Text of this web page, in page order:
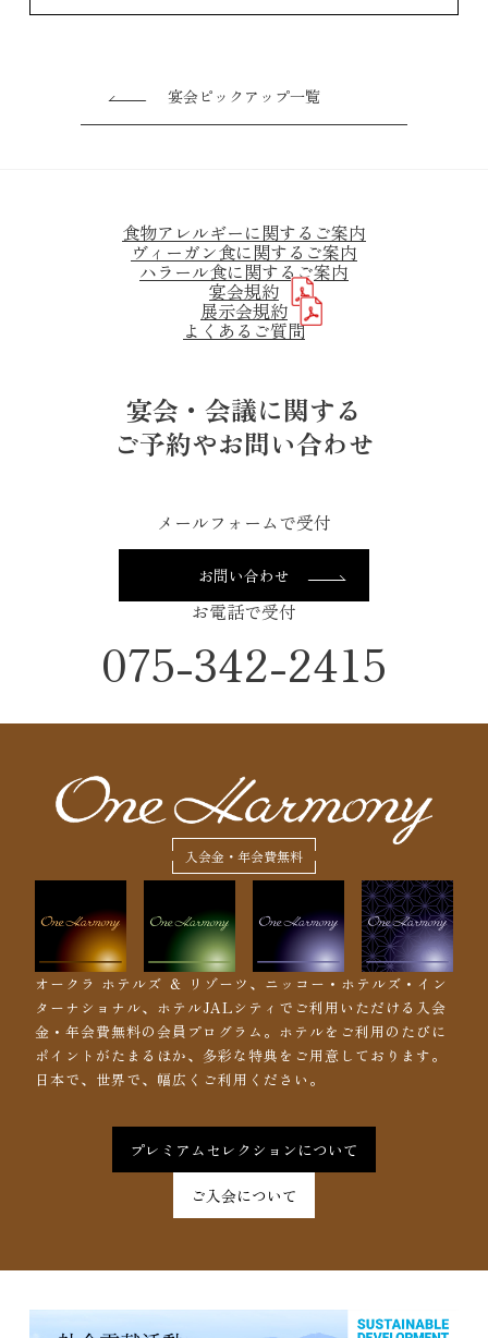
宴会ピックアップ一覧
食物アレルギーに関するご案内
ヴィーガン食に関するご案内
ハラール食に関するご案内
宴会規約
展示会規約
よくあるご質問
宴会・会議に関する
ご予約やお問い合わせ
メールフォームで受付
お問い合わせ
お電話で受付
075-342-2415
入会金・年会費無料
オークラ ホテルズ ＆ リゾーツ、ニッコー・ホテルズ・イン
ターナショナル、ホテルJALシティでご利用いただける入会
金・年会費無料の会員プログラム。ホテルをご利用のたびに
ポイントがたまるほか、多彩な特典をご用意しております。
日本で、世界で、幅広くご利用ください。
プレミアムセレクションについて
ご入会について